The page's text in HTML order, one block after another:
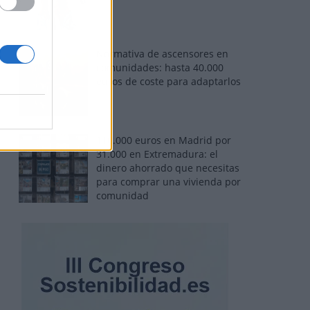
Normativa de ascensores en
comunidades: hasta 40.000
euros de coste para adaptarlos
110.000 euros en Madrid por
31.000 en Extremadura: el
dinero ahorrado que necesitas
para comprar una vivienda por
comunidad